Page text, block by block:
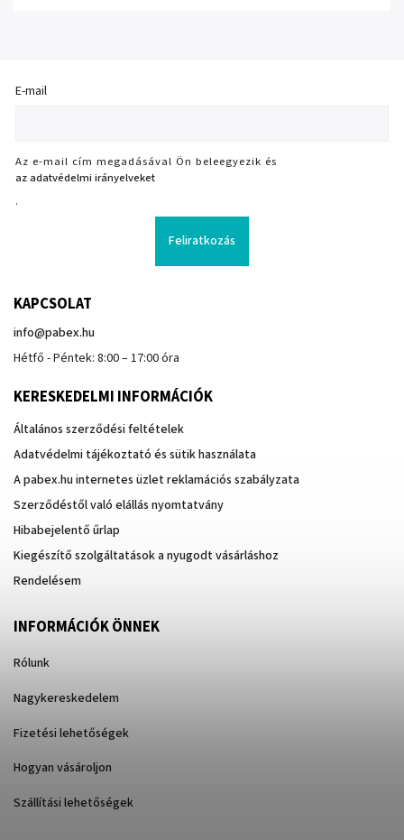
E-mail
Az e-mail cím megadásával Ön beleegyezik és
az adatvédelmi irányelveket
.
Feliratkozás
KAPCSOLAT
info@pabex.hu
Hétfő - Péntek: 8:00 – 17:00 óra
KERESKEDELMI INFORMÁCIÓK
Általános szerződési feltételek
Adatvédelmi tájékoztató és sütik használata
A pabex.hu internetes üzlet reklamációs szabályzata
Szerződéstől való elállás nyomtatvány
Hibabejelentő űrlap
Kiegészítő szolgáltatások a nyugodt vásárláshoz
Rendelésem
INFORMÁCIÓK ÖNNEK
Rólunk
Nagykereskedelem
Fizetési lehetőségek
Hogyan vásároljon
Szállítási lehetőségek